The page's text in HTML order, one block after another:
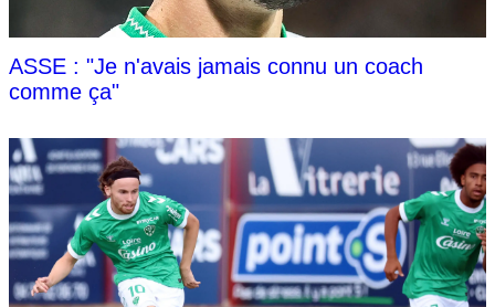
ASSE : "Je n'avais jamais connu un coach
comme ça"